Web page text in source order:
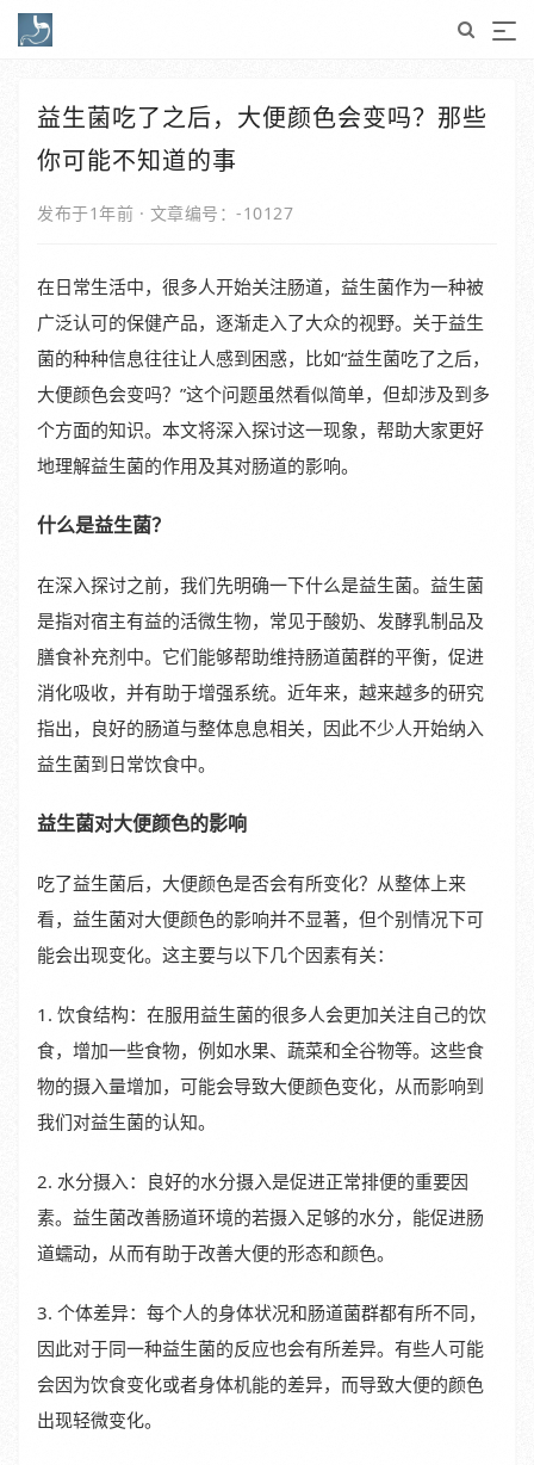
益生菌吃了之后，大便颜色会变吗？那些
你可能不知道的事
发布于1年前 · 文章编号：-10127
在日常生活中，很多人开始关注肠道，益生菌作为一种被
广泛认可的保健产品，逐渐走入了大众的视野。关于益生
菌的种种信息往往让人感到困惑，比如“益生菌吃了之后，
大便颜色会变吗？”这个问题虽然看似简单，但却涉及到多
个方面的知识。本文将深入探讨这一现象，帮助大家更好
地理解益生菌的作用及其对肠道的影响。
什么是益生菌？
在深入探讨之前，我们先明确一下什么是益生菌。益生菌
是指对宿主有益的活微生物，常见于酸奶、发酵乳制品及
膳食补充剂中。它们能够帮助维持肠道菌群的平衡，促进
消化吸收，并有助于增强系统。近年来，越来越多的研究
指出，良好的肠道与整体息息相关，因此不少人开始纳入
益生菌到日常饮食中。
益生菌对大便颜色的影响
吃了益生菌后，大便颜色是否会有所变化？从整体上来
看，益生菌对大便颜色的影响并不显著，但个别情况下可
能会出现变化。这主要与以下几个因素有关：
1. 饮食结构：在服用益生菌的很多人会更加关注自己的饮
食，增加一些食物，例如水果、蔬菜和全谷物等。这些食
物的摄入量增加，可能会导致大便颜色变化，从而影响到
我们对益生菌的认知。
2. 水分摄入：良好的水分摄入是促进正常排便的重要因
素。益生菌改善肠道环境的若摄入足够的水分，能促进肠
道蠕动，从而有助于改善大便的形态和颜色。
3. 个体差异：每个人的身体状况和肠道菌群都有所不同，
因此对于同一种益生菌的反应也会有所差异。有些人可能
会因为饮食变化或者身体机能的差异，而导致大便的颜色
出现轻微变化。